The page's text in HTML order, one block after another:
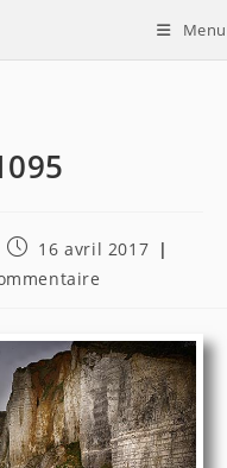
Menu
Publication
publiée :
16 avril 2017
: